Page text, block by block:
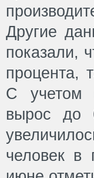
Другие
показали,
процента,
С учетом
вырос до
человек в